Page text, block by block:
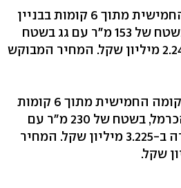
דירת 5 חדרים בקומה החמישית מתוך 6 קומות בבניין
משותף ברחוב תל חי, בשטח של 153 מ"ר עם גג בשטח
של 150 מ"ר, נמכרה ב-2.24 מיליון שקל. המחיר המבוקש
דופלקס עם 6 חדרים בקומה החמישית מתוך 6 קומות
בבניין משותף ברחוב הכרמל, בשטח של 230 מ"ר עם
מעלית ו-2 חניות, נמכרה ב-3.225 מיליון שקל. המחיר